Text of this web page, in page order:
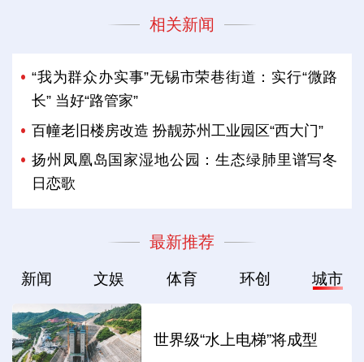
相关新闻
“我为群众办实事”无锡市荣巷街道：实行“微路
长” 当好“路管家”
百幢老旧楼房改造 扮靓苏州工业园区“西大门”
扬州凤凰岛国家湿地公园：生态绿肺里谱写冬
日恋歌
最新推荐
新闻 文娱 体育 环创 城市
世界级“水上电梯”将成型